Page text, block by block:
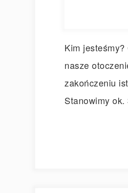
Kim
nasze
zakończeniu
Stanowimy